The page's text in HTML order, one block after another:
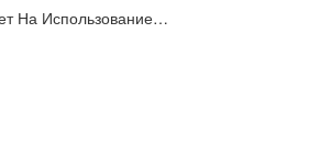
На Использование…
Польское Гражданство…